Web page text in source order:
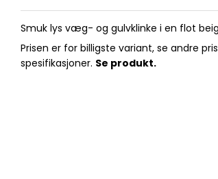
Smuk lys væg- og gulvklinke i en flot
Prisen er for billigste variant, se andre
spesifikasjoner. Se produkt.